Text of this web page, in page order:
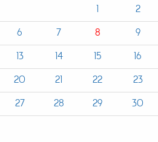
1
2
6 7 8
9
13 14 15
16
20 21 22
23
27 28 29
30